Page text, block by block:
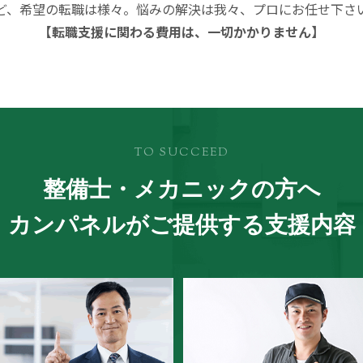
、希望の転職は様々。悩みの解決は我々、プロにお任せ下さ
【転職支援に関わる費用は、一切かかりません】
TO SUCCEED
整備士・メカニックの方へ
カンパネルがご提供する支援内容